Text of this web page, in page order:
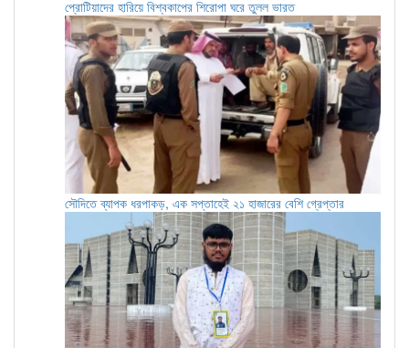
প্রোটিয়াদের হারিয়ে বিশ্বকাপের শিরোপা ঘরে তুলল ভারত
সৌদিতে ব্যাপক ধরপাকড়, এক সপ্তাহেই ২১ হাজারের বেশি গ্রেপ্তার